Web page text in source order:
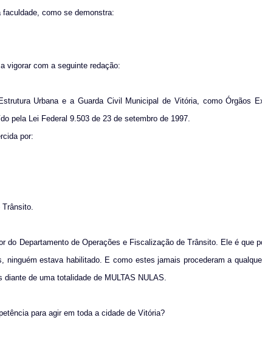
como se demonstra:
vigorar com a seguinte redação:
Urbana e a Guarda Civil Municipal de Vitória, como Órgãos
pela Lei Federal 9.503 de 23 de setembro de 1997.
por:
do Departamento de Operações e Fiscalização de Trânsito. Ele é que
estava habilitado. E como estes jamais procederam a
de uma totalidade de MULTAS NULAS.
para agir em toda a cidade de Vitória?